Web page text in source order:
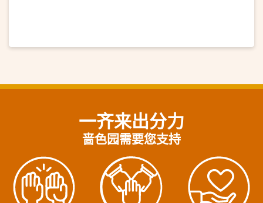
一齐来出分力
啬色园需要您支持